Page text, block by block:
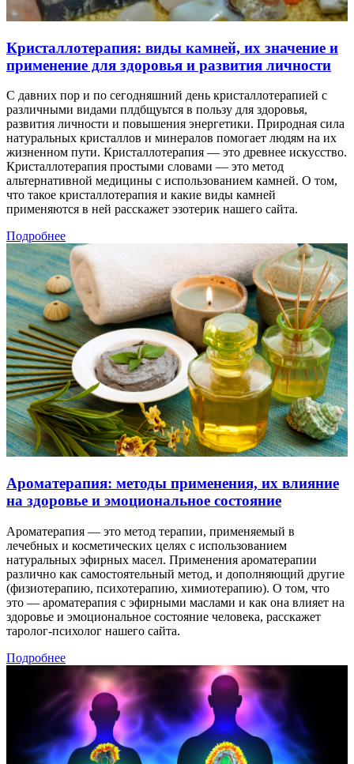
Кристаллотерапия: виды камней, их значение и
применение для здоровья и развития личности
С давних пор и по сегодняшний день кристаллотерапией с
различными видами плдбщуьтся в пользу для здоровья,
развития личности и повышения энергетики. Природная сила
натуральных кристаллов и минералов помогает людям на их
жизненном пути. Кристаллотерапия — это древнее искусство.
Кристаллотерапия простыми словами — это метод
альтернативной медицины с использованием камней. О том,
что такое кристаллотерапия и какие виды камней
применяются в ней расскажет эзотерик нашего сайта.
Подробнее
Ароматерапия: методы применения, их влияние
на здоровье и эмоциональное состояние
Ароматерапия — это метод терапии, применяемый в
лечебных и косметических целях с использованием
натуральных эфирных масел. Применения ароматерапии
различно как самостоятельный метод, и дополняющий другие
(физиотерапию, психотерапию, химиотерапию). О том, что
это — ароматерапия с эфирными маслами и как она влияет на
здоровье и эмоциональное состояние человека, расскажет
таролог-психолог нашего сайта.
Подробнее